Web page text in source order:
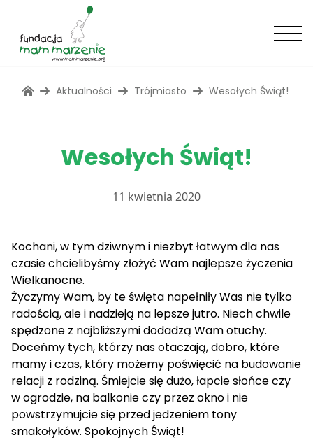
Aktualności Trójmiasto Wesołych Świąt!
Wesołych Świąt!
11 kwietnia 2020
Kochani, w tym dziwnym i niezbyt łatwym dla nas
czasie chcielibyśmy złożyć Wam najlepsze życzenia
Wielkanocne.
Życzymy Wam, by te święta napełniły Was nie tylko
radością, ale i nadzieją na lepsze jutro. Niech chwile
spędzone z najbliższymi dodadzą Wam otuchy.
Doceńmy tych, którzy nas otaczają, dobro, które
mamy i czas, który możemy poświęcić na budowanie
relacji z rodziną. Śmiejcie się dużo, łapcie słońce czy
w ogrodzie, na balkonie czy przez okno i nie
powstrzymujcie się przed jedzeniem tony
smakołyków. Spokojnych Świąt!